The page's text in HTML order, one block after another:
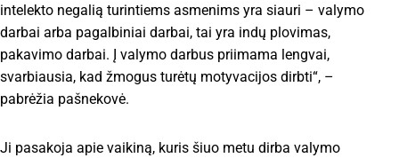
intelekto negalią turintiems asmenims yra siauri – valymo
darbai arba pagalbiniai darbai, tai yra indų plovimas,
pakavimo darbai. Į valymo darbus priimama lengvai,
svarbiausia, kad žmogus turėtų motyvacijos dirbti“, –
pabrėžia pašnekovė.
Ji pasakoja apie vaikiną, kuris šiuo metu dirba valymo